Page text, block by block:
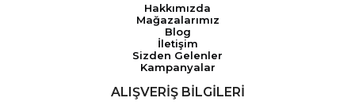
Hakkımızda
Mağazalarımız
Blog
İletişim
Sizden Gelenler
Kampanyalar
ALIŞVERİŞ BİLGİLERİ